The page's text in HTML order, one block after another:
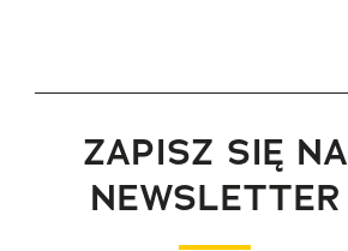
ZAPISZ SIĘ NA
NEWSLETTER